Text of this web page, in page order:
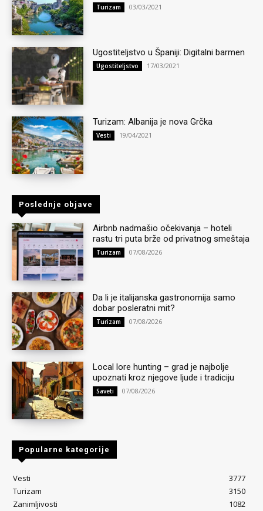
Turizam 03/03/2021
Ugostiteljstvo u Španiji: Digitalni barmen
Ugostiteljstvo 17/03/2021
Turizam: Albanija je nova Grčka
Vesti 19/04/2021
Poslednje objave
Airbnb nadmašio očekivanja – hoteli
rastu tri puta brže od privatnog smeštaja
Turizam 07/08/2026
Da li je italijanska gastronomija samo
dobar posleratni mit?
Turizam 07/08/2026
Local lore hunting – grad je najbolje
upoznati kroz njegove ljude i tradiciju
Saveti 07/08/2026
Popularne kategorije
Vesti
3777
Turizam
3150
Zanimljivosti
1082